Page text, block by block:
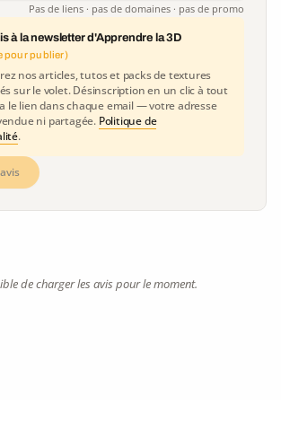
Pas de liens · pas de domaines · pas de promo
à la newsletter d'Apprendre la 3D
pour publier)
nos articles, tutos et packs de textures
sur le volet. Désinscription en un clic à tout
le lien dans chaque email — votre adresse
ni partagée. Politique de
.
de charger les avis pour le moment.